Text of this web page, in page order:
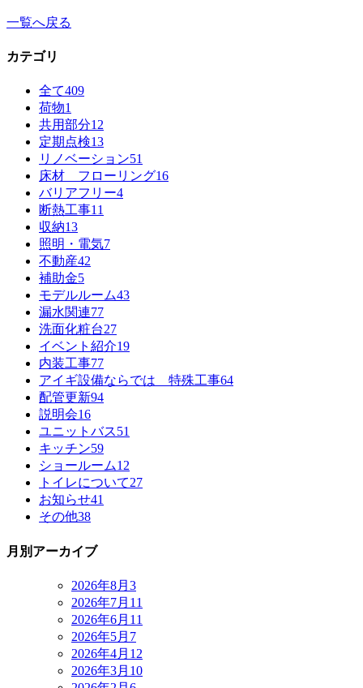
一覧へ戻る
カテゴリ
全て409
荷物1
共用部分12
定期点検13
リノベーション51
床材 フローリング16
バリアフリー4
断熱工事11
収納13
照明・電気7
不動産42
補助金5
モデルルーム43
漏水関連77
洗面化粧台27
イベント紹介19
内装工事77
アイギ設備ならでは 特殊工事64
配管更新94
説明会16
ユニットバス51
キッチン59
ショールーム12
トイレについて27
お知らせ41
その他38
月別アーカイブ
2026年8月 3
2026年7月 11
2026年6月 11
2026年5月 7
2026年4月 12
2026年3月 10